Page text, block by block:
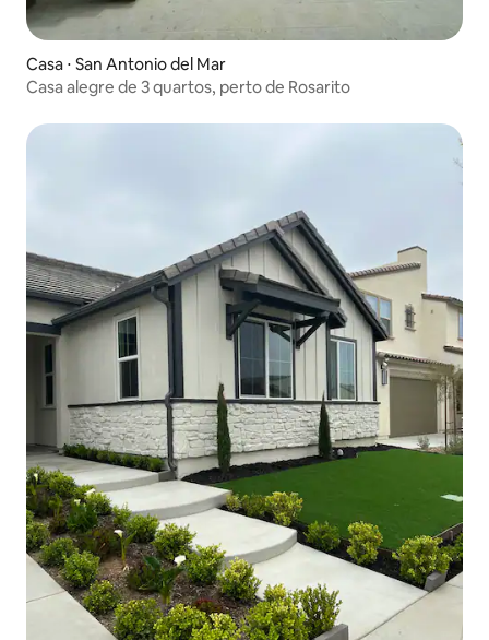
Casa ⋅ San Antonio del Mar
Casa alegre de 3 quartos, perto de Rosarito